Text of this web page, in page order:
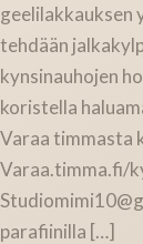
geelilakkauksen
tehdään
kynsinauhojen
koristella
Varaa timmasta
Varaa.timma.fi/
parafiinilla […]